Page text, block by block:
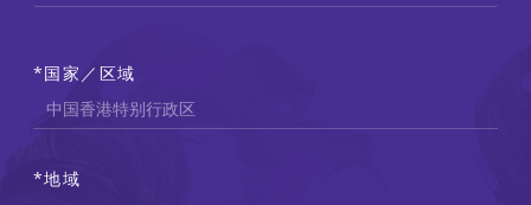
通
地
国家／区域
地域